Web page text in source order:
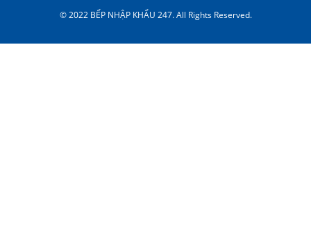
© 2022 BẾP NHẬP KHẨU 247. All Rights Reserved.